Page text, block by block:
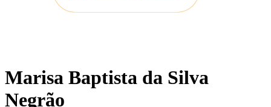
Marisa Baptista da Silva
Negrão